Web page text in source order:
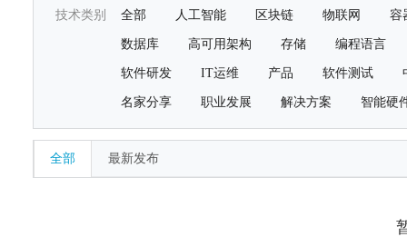
技术类别 全部 人工智能 区块链 物联网 容
数据库 高可用架构 存储 编程语言
软件研发 IT运维 产品 软件测试
名家分享 职业发展 解决方案 智能硬
全部 最新发布